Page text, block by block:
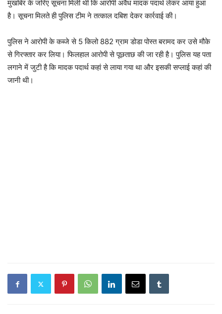
मुखबिर के जरिए सूचना मिली थी कि आरोपी अवैध मादक पदार्थ लेकर आया हुआ
है। सूचना मिलते ही पुलिस टीम ने तत्काल दबिश देकर कार्रवाई की।
पुलिस ने आरोपी के कब्जे से 5 किलो 882 ग्राम डोडा पोस्त बरामद कर उसे मौके
से गिरफ्तार कर लिया। फिलहाल आरोपी से पूछताछ की जा रही है। पुलिस यह पता
लगाने में जुटी है कि मादक पदार्थ कहां से लाया गया था और इसकी सप्लाई कहां की
जानी थी।